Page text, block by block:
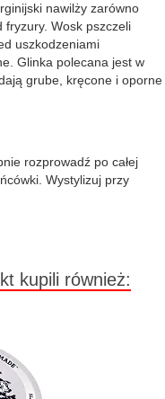
nawilży zarówno
fryzury. Wosk pszczeli
uszkodzeniami
Glinka polecana jest w
grube, kręcone i oporne
rozprowadź po całej
Wystylizuj przy
kupili również: